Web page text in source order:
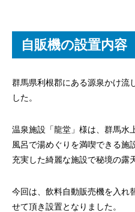
bo
ok
en
a
自販機の設置内容
群馬県利根郡にある源泉かけ流
した。
温泉施設「龍堂」様は、群馬水
風呂で湯めぐりを満喫できる施
充実した綺麗な施設で秘境の露
今回は、飲料自動販売機を入れ
せて頂き設置となりました。